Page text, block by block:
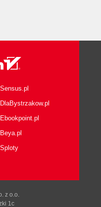
for Maintaining
and Preserving
the Web
Resource
Resource Types
Resource
Sensus.pl
DlaBystrzakow.pl
Ebookpoint.pl
Beya.pl
Sploty
z o.o.
1c